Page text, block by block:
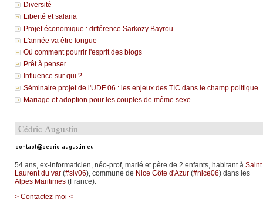
Diversité
Liberté et salaria
Projet économique : différence Sarkozy Bayrou
L'année va être longue
Où comment pourrir l'esprit des blogs
Prêt à penser
Influence sur qui ?
Séminaire projet de l'UDF 06 : les enjeux des TIC dans le champ politique
Mariage et adoption pour les couples de même sexe
Cédric Augustin
54 ans, ex-informaticien, néo-prof, marié et père de 2 enfants, habitant à Saint
Laurent du var(#slv06), commune de Nice Côte d'Azur(#nice06) dans les
Alpes Maritimes(France).
> Contactez-moi <